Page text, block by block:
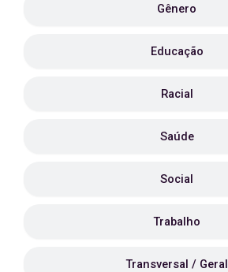
Gênero
Educação
Racial
Saúde
Social
Trabalho
Transversal / Geral